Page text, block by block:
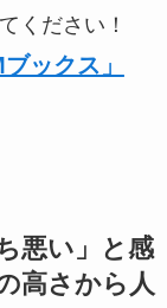
ください！
ックス」
悪い」と感
高さから人